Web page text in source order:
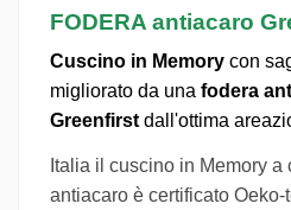
FODERA antiacaro
Cuscino in Memorycon
migliorato da una fodera
Greenfirstdall'ottima
Italia il cuscino in Memory a
antiacaro è certificato